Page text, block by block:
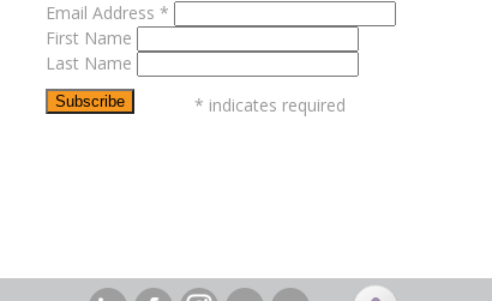
Email Address *
First Name
Last Name
* indicates required